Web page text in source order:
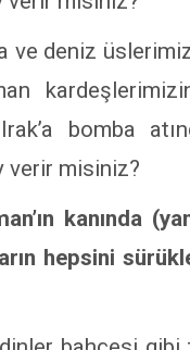
ve deniz
bomba
verir misiniz?
kanında
hepsini